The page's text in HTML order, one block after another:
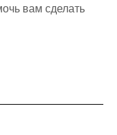
вам сделать